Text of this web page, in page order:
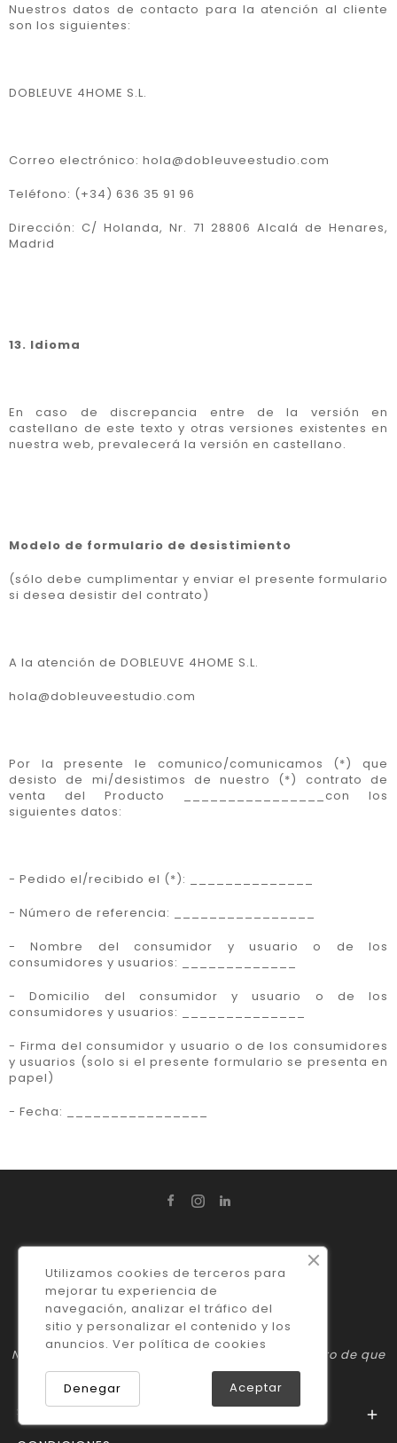
Nuestros datos de contacto para la atención al cliente
son los siguientes:
DOBLEUVE 4HOME S.L.
Correo electrónico: hola@dobleuveestudio.com
Teléfono: (+34) 636 35 91 96
Dirección: C/ Holanda, Nr. 71 28806 Alcalá de Henares,
Madrid
13. Idioma
En caso de discrepancia entre de la versión en
castellano de este texto y otras versiones existentes en
nuestra web, prevalecerá la versión en castellano.
Modelo de formulario de desistimiento
(sólo debe cumplimentar y enviar el presente formulario
si desea desistir del contrato)
A la atención de DOBLEUVE 4HOME S.L.
hola@dobleuveestudio.com
Por la presente le comunico/comunicamos (*) que
desisto de mi/desistimos de nuestro (*) contrato de
venta del Producto ________________con los
siguientes datos:
- Pedido el/recibido el (*): ______________
- Número de referencia: ________________
- Nombre del consumidor y usuario o de los
consumidores y usuarios: _____________
- Domicilio del consumidor y usuario o de los
consumidores y usuarios: ______________
- Firma del consumidor y usuario o de los consumidores
y usuarios (solo si el presente formulario se presenta en
papel)
- Fecha: ________________
No importa lo que necesites, puedes estar seguro de que
DobleUve Estudio es tu mejor opción :)
SOPORTE 
Utilizamos cookies de terceros para
mejorar tu experiencia de
navegación, analizar el tráfico del
sitio y personalizar el contenido y los
anuncios. Ver política de cookies
Aceptar
Denegar